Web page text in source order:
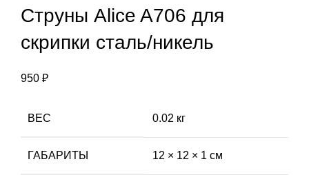
Струны Alice A706 для
скрипки сталь/никель
950 ₽
ВЕС 0.02 кг
ГАБАРИТЫ 12 × 12 × 1 см